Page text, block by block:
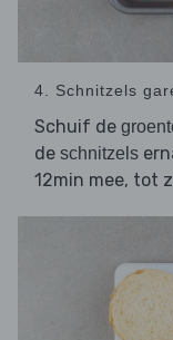
4. Schnitzels
Schuif de
de schnitzels
12min mee, tot